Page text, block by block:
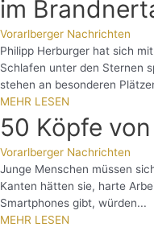
im
Vorarlberger Nachrichten
Philipp Herburger hat sich
Schlafen unter den Sternen
stehen an besonderen
MEHR LESEN
50 Köpfe
Vorarlberger Nachrichten
Junge Menschen müssen
Kanten hätten sie, harte
Smartphones gibt, würden...
MEHR LESEN